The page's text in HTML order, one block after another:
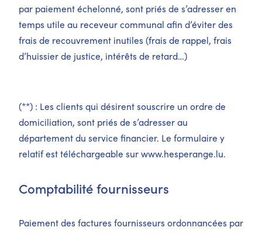
par paiement échelonné, sont priés de s’adresser en
temps utile au receveur communal afin d’éviter des
frais de recouvrement inutiles (frais de rappel, frais
d’huissier de justice, intérêts de retard…)
(**) : Les clients qui désirent souscrire un ordre de
domiciliation, sont priés de s’adresser au
département du service financier. Le formulaire y
relatif est téléchargeable surwww.hesperange.lu.
Comptabilité fournisseurs
Paiement des factures fournisseurs ordonnancées par